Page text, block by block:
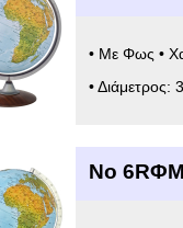
• Με Φως •
•
Νο